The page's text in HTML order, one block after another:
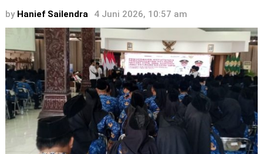
by Hanief Sailendra 4 Juni 2026, 10:57 am